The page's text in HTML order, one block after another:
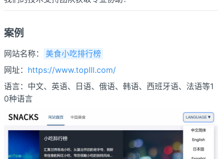
案例
网站名称： 美食小吃排行榜
网址： https://www.toplll.com/
语言：中文、英语、日语、俄语、韩语、西班牙语、法语等1
0种语言